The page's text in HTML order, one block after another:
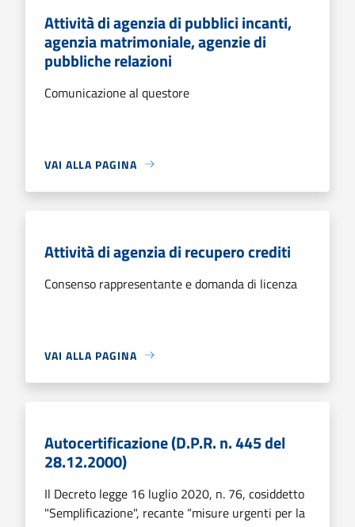
Attività di agenzia di pubblici incanti,
agenzia matrimoniale, agenzie di
pubbliche relazioni
Comunicazione al questore
VAI ALLA PAGINA
Attività di agenzia di recupero crediti
Consenso rappresentante e domanda di licenza
VAI ALLA PAGINA
Autocertificazione (D.P.R. n. 445 del
28.12.2000)
Il Decreto legge 16 luglio 2020, n. 76, cosiddetto
"Semplificazione", recante “misure urgenti per la